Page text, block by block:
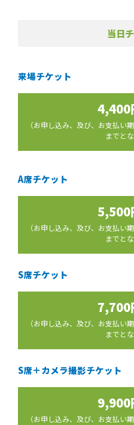
当日
来場チケット
4,400
（お申し込み、及び、お支払い
までと
A席チケット
5,500
（お申し込み、及び、お支払い
までと
S席チケット
7,700
（お申し込み、及び、お支払い
までと
S席＋カメラ撮影チケット
9,900
（お申し込み、及び、お支払い